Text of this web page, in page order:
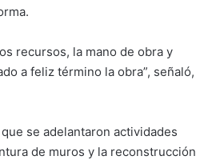
recursos, la mano de obra y
a feliz término la obra”, señaló,
se adelantaron actividades
de muros y la reconstrucción